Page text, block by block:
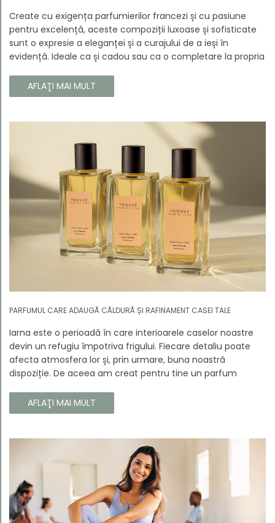
Create cu exigența parfumierilor francezi și cu pasiune
pentru excelență, aceste compoziții luxoase și sofisticate
sunt o expresie a eleganței și a curajului de a ieși în
evidență. Ideale ca și cadou sau ca o completare la propria
să atragă atenția și să emane un caracter unic și puternic.
AFLAŢI MAI MULT
PARFUMUL CARE ADAUGĂ CĂLDURĂ ȘI RAFINAMENT CASEI TALE
Iarna este o perioadă în care interioarele caselor noastre
devin un refugiu împotriva frigului. Fiecare detaliu poate
afecta atmosfera lor și, prin urmare, buna noastră
dispoziție. De aceea am creat pentru tine un parfum
fiecare colț al casei tale cu căldura și magia aromelor de
iarnă. Noua noastră compoziție combină notele picante și
interiorul casei tale. Te va face să vrei ca momentele
trecătoare ale iernii să dureze mai mult timp.
AFLAŢI MAI MULT